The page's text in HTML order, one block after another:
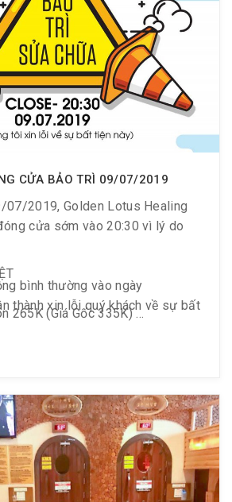
bạn chụp hình có tâm cho ra
đời
người bạn tuyệt vời, cùng rủ
Quốc tại Việt Nam nha.
giá Việt Nam, tại sao không?
CỬA BẢO TRÌ 09/07/2019
2019, Golden Lotus Healing
cửa sớm vào 20:30 vì lý do
bình thường vào ngày
thành xin lỗi quý khách về sự bất
265K (Giá Gốc 335K)
hàng trên 1.2m
sau 16:00
ngày 09/07/2019